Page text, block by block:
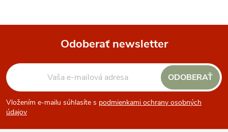
Z
á
p
Odoberať newsletter
Vložením e-mailu súhlasíte s podmienkami ochrany osobných
údajov
ODOBERAŤ